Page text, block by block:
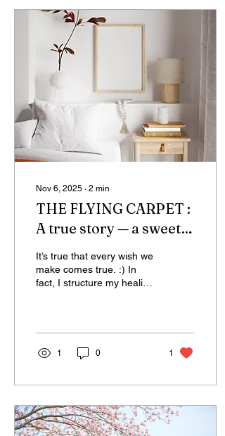
Nov 6, 2025 ∙ 2 min
THE FLYING CARPET :
A true story — a sweet
makes me smile
whenever I recall it
It’s true that every wish we
make comes true. :) In
fact, I structure my healing
way of a person’s wish —
so that both healing
happens and a wish
know my home know this
well: I rarely use
carpets.Every room —
except the living room — is
1 0 1